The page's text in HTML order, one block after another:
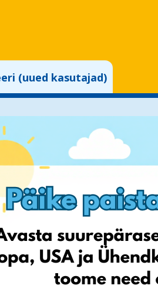
(uued kasutajad)